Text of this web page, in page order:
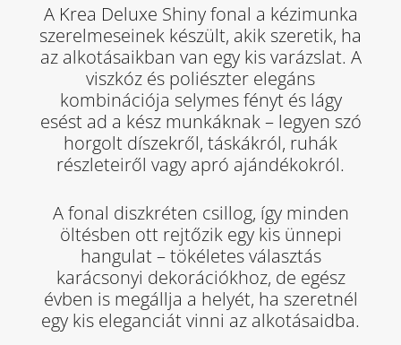
A Krea Deluxe Shiny fonal a kézimunka
szerelmeseinek készült, akik szeretik, ha
az alkotásaikban van egy kis varázslat. A
viszkóz és poliészter elegáns
kombinációja selymes fényt és lágy
esést ad a kész munkáknak – legyen szó
horgolt díszekről, táskákról, ruhák
részleteiről vagy apró ajándékokról.
A fonal diszkréten csillog, így minden
öltésben ott rejtőzik egy kis ünnepi
hangulat – tökéletes választás
karácsonyi dekorációkhoz, de egész
évben is megállja a helyét, ha szeretnél
egy kis eleganciát vinni az alkotásaidba.